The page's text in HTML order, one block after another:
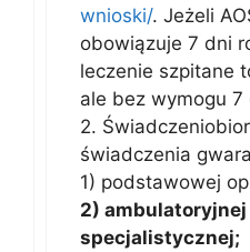
wnioski/. Jeżeli
obowiązuje 7 dni
leczenie szpitane
ale bez wymogu 7
2.
świadczenia
1) podstawowej
2) ambulatoryjnej
specjalistycznej;